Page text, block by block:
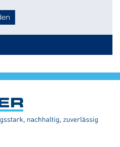
per Paketdienst geliefert
folgende Richtlinien für
mm Länge
× längste Seite (max. 2.000
erfolgt der Versand
wodurch höhere